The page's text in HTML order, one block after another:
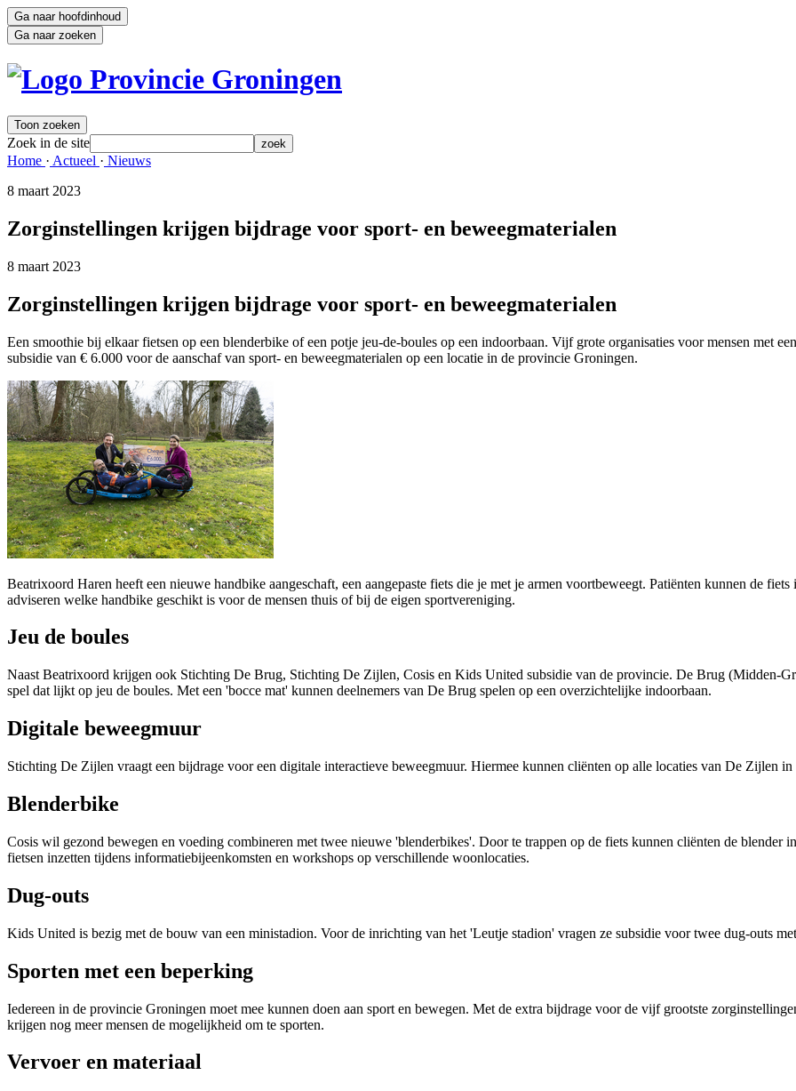
Ga naar hoofdinhoud
Ga naar zoeken
Toon zoeken
Zoek in de site zoek
Home · Actueel · Nieuws
8 maart 2023
Zorginstellingen krijgen bijdrage voor sport- en beweegmaterialen
8 maart 2023
Zorginstellingen krijgen bijdrage voor sport- en beweegmaterialen
Een smoothie bij elkaar fietsen op een blenderbike of een potje jeu-de-boules op een indoorbaan. Vijf grote organisaties voor mensen met
subsidie van € 6.000 voor de aanschaf van sport- en beweegmaterialen op een locatie in de provincie Groningen.
Beatrixoord Haren heeft een nieuwe handbike aangeschaft, een aangepaste fiets die je met je armen voortbeweegt. Patiënten kunnen de
adviseren welke handbike geschikt is voor de mensen thuis of bij de eigen sportvereniging.
Jeu de boules
Naast Beatrixoord krijgen ook Stichting De Brug, Stichting De Zijlen, Cosis en Kids United subsidie van de provincie. De Brug (Midden-
spel dat lijkt op jeu de boules. Met een 'bocce mat' kunnen deelnemers van De Brug spelen op een overzichtelijke indoorbaan.
Digitale beweegmuur
Stichting De Zijlen vraagt een bijdrage voor een digitale interactieve beweegmuur. Hiermee kunnen cliënten op alle locaties van De Zijlen
Blenderbike
Cosis wil gezond bewegen en voeding combineren met twee nieuwe 'blenderbikes'. Door te trappen op de fiets kunnen cliënten de blender
fietsen inzetten tijdens informatiebijeenkomsten en workshops op verschillende woonlocaties.
Dug-outs
Kids United is bezig met de bouw van een ministadion. Voor de inrichting van het 'Leutje stadion' vragen ze subsidie voor twee dug-outs
Sporten met een beperking
Iedereen in de provincie Groningen moet mee kunnen doen aan sport en bewegen. Met de extra bijdrage voor de vijf grootste
krijgen nog meer mensen de mogelijkheid om te sporten.
Vervoer en materiaal